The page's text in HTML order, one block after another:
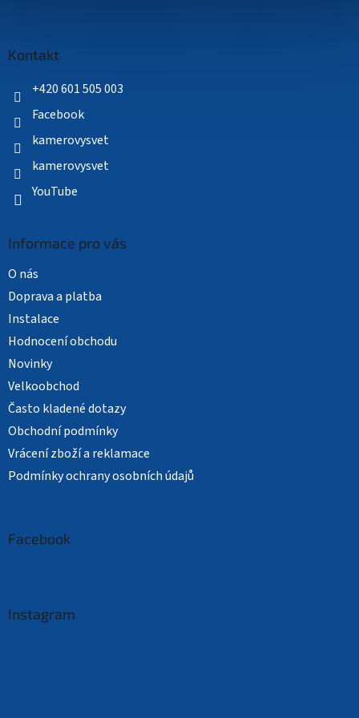
Kontakt
+420 601 505 003
Facebook
kamerovysvet
kamerovysvet
YouTube
Informace pro vás
O nás
Doprava a platba
Instalace
Hodnocení obchodu
Novinky
Velkoobchod
Často kladené dotazy
Obchodní podmínky
Vrácení zboží a reklamace
Podmínky ochrany osobních údajů
Facebook
Instagram